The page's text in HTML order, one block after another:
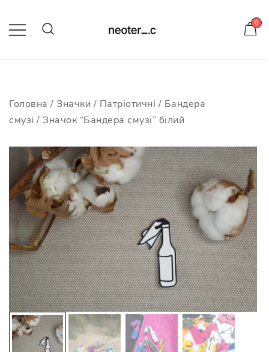
content
0
Головна / Значки / Патріотичні / Бандера
смузі / Значок “Бандера смузі” білий